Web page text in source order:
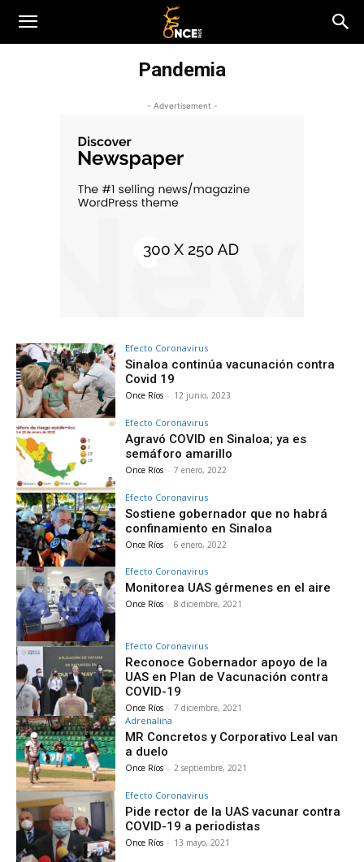
Pandemia
- Advertisement -
Efecto Coronavirus
Sinaloa continúa vacunación contra
Covid 19
Once Ríos - 12 junio, 2023
Efecto Coronavirus
Agravó COVID en Sinaloa; ya es
semáforo amarillo
Once Ríos - 7 enero, 2022
Efecto Coronavirus
Sostiene gobernador que no habrá
confinamiento en Sinaloa
Once Ríos - 6 enero, 2022
Efecto Coronavirus
Monitorea UAS gérmenes en el aire
Once Ríos - 8 diciembre, 2021
Efecto Coronavirus
Reconoce Gobernador apoyo de la
UAS en Plan de Vacunación contra
COVID-19
Once Ríos - 7 diciembre, 2021
Adrenalina
MR Concretos y Corporativo Leal van
a duelo
Once Ríos - 2 septiembre, 2021
Efecto Coronavirus
Pide rector de la UAS vacunar contra
COVID-19 a periodistas
Once Ríos - 13 mayo, 2021